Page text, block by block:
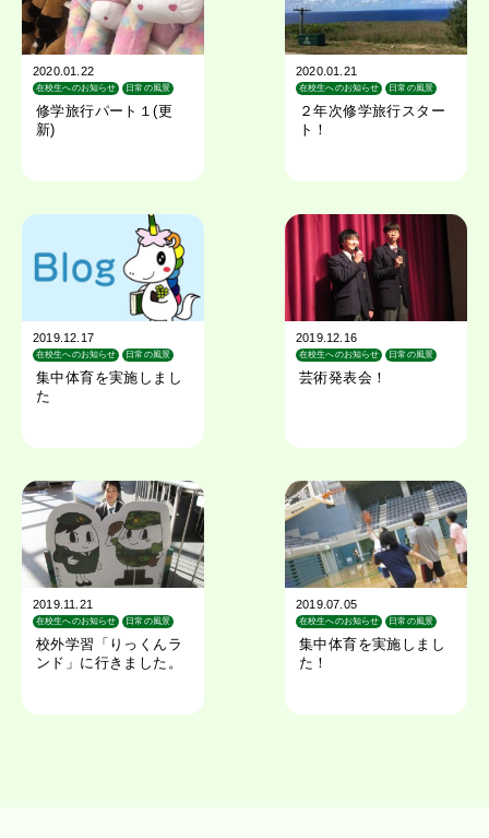
2020.01.22
在校生へのお知らせ
日常の風景
修学旅行パート１(更
新)
2020.01.21
在校生へのお知らせ
日常の風景
２年次修学旅行スター
ト！
2019.12.17
在校生へのお知らせ
日常の風景
集中体育を実施しまし
た
2019.12.16
在校生へのお知らせ
日常の風景
芸術発表会！
2019.11.21
在校生へのお知らせ
日常の風景
校外学習「りっくんラ
ンド」に行きました。
2019.07.05
在校生へのお知らせ 日常の風景
集中体育を実施しまし
た！